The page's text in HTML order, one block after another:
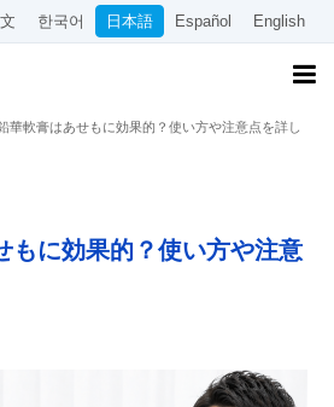
한국어 日本語 Español English
華軟膏はあせもに効果的？使い方や注意点を詳し
もに効果的？使い方や注意